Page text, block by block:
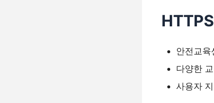
안전교육
다양한
사용자